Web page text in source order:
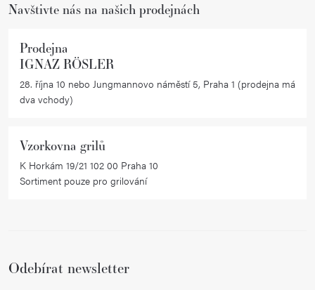
Navštivte nás na našich prodejnách
Prodejna
IGNAZ RÖSLER
28. října 10 nebo Jungmannovo náměstí 5, Praha 1 (prodejna má
dva vchody)
Vzorkovna grilů
K Horkám 19/21 102 00 Praha 10
Sortiment pouze pro grilování
Odebírat newsletter